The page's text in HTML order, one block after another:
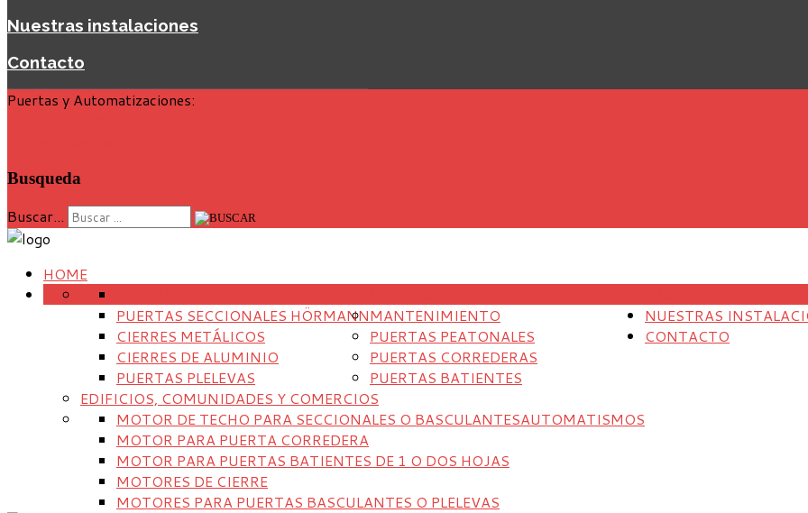
Nuestras instalaciones
Contacto
Puertas y Automatizaciones:
Busqueda
Buscar...
HOME
PUERTAS SECCIONALES HÖRMANN
CIERRES METÁLICOS
CIERRES DE ALUMINIO
PUERTAS PLELEVAS
MANTENIMIENTO
PUERTAS PEATONALES
PUERTAS CORREDERAS
PUERTAS BATIENTES
EDIFICIOS, COMUNIDADES Y COMERCIOS
AUTOMATISMOS
MOTOR DE TECHO PARA SECCIONALES O BASCULANTES
MOTOR PARA PUERTA CORREDERA
MOTOR PARA PUERTAS BATIENTES DE 1 O DOS HOJAS
MOTORES DE CIERRE
MOTORES PARA PUERTAS BASCULANTES O PLELEVAS
NUESTRAS
CONTACTO